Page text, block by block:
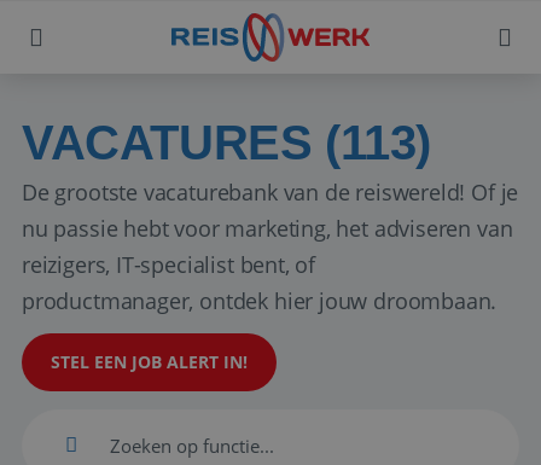
VACATURES (113)
De grootste vacaturebank van de reiswereld! Of je
nu passie hebt voor marketing, het adviseren van
reizigers, IT-specialist bent, of
productmanager, ontdek hier jouw droombaan.
STEL EEN JOB ALERT IN!